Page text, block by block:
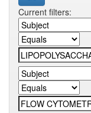
Current filters: